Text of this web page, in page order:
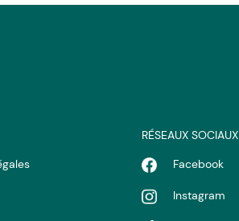
RÉSEAUX SOCIAUX
Facebook
Instagram